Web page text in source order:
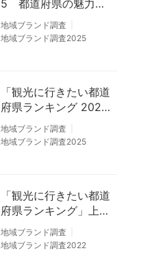
5 都道府県の魅力度
等調査結果
地域ブランド調査
地域ブランド調査2025
「観光に行きたい都道
府県ランキング 202
6」京都は低下、神奈
川上昇
地域ブランド調査
地域ブランド調査2025
「観光に行きたい都道
府県ランキング」上位
の順位に変動あり
地域ブランド調査
地域ブランド調査2022